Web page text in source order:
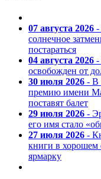
07 августа 2026 -
солнечное
постараться
04 августа 2026 -
освобожден от
30 июля 2026 - В
премию имени
поставят балет
29 июля 2026 -
его имя стало
27 июля 2026 -
книги в хорошем
ярмарку